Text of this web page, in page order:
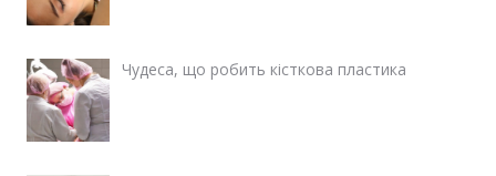
Чудеса, що робить кісткова пластика